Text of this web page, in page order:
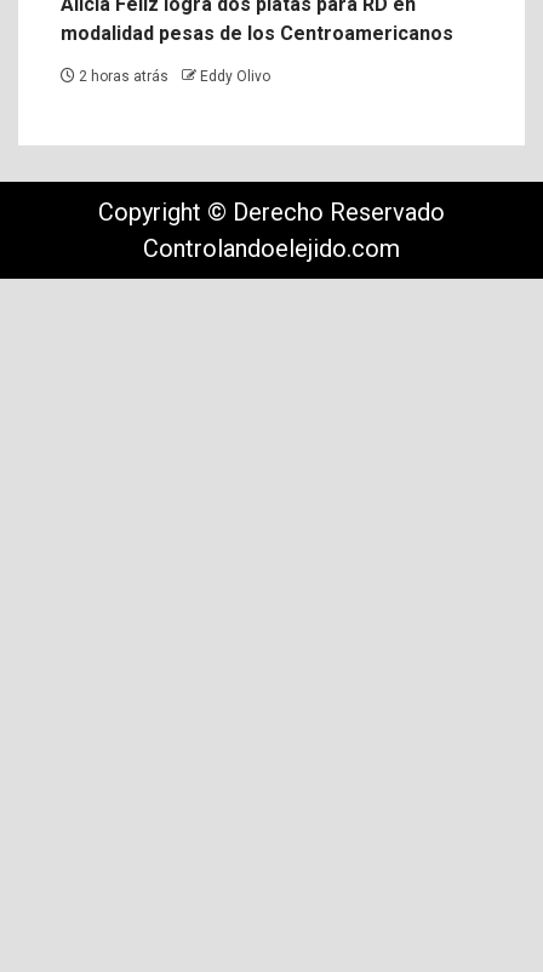
modalidad pesas de los Centroamericanos
2 horas atrás Eddy Olivo
Copyright © Derecho Reservado
Controlandoelejido.com